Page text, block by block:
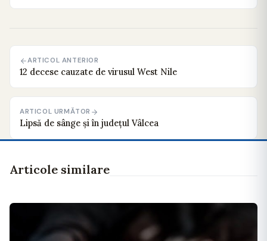
ARTICOL ANTERIOR
12 decese cauzate de virusul West Nile
ARTICOL URMĂTOR
Lipsă de sânge și în județul Vâlcea
Articole similare